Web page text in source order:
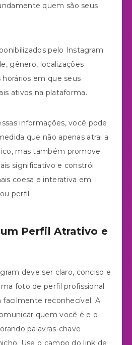
quem são seus
pelo Instagram
gênero, localizações
em que seus
ativos na plataforma.
informações, você pode
que não apenas atrai a
mas também promove
significativo e constrói
coesa e interativa em
perfil.
um Perfil Atrativo e
deve ser claro, conciso e
foto de perfil profissional
facilmente reconhecível. A
quem você é e o
palavras-chave
Use o campo do link de